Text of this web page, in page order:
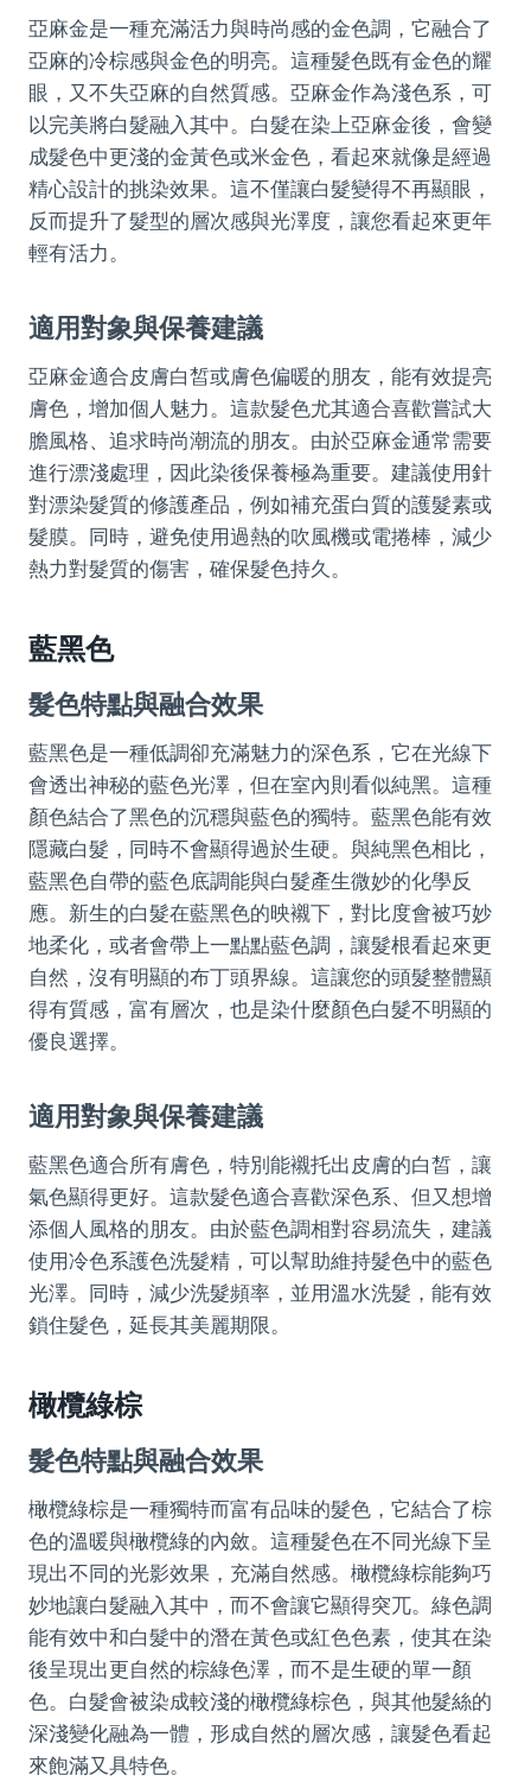
亞麻金是一種充滿活力與時尚感的金色調，它融合了
亞麻的冷棕感與金色的明亮。這種髮色既有金色的耀
眼，又不失亞麻的自然質感。亞麻金作為淺色系，可
以完美將白髮融入其中。白髮在染上亞麻金後，會變
成髮色中更淺的金黃色或米金色，看起來就像是經過
精心設計的挑染效果。這不僅讓白髮變得不再顯眼，
反而提升了髮型的層次感與光澤度，讓您看起來更年
輕有活力。
適用對象與保養建議
亞麻金適合皮膚白皙或膚色偏暖的朋友，能有效提亮
膚色，增加個人魅力。這款髮色尤其適合喜歡嘗試大
膽風格、追求時尚潮流的朋友。由於亞麻金通常需要
進行漂淺處理，因此染後保養極為重要。建議使用針
對漂染髮質的修護產品，例如補充蛋白質的護髮素或
髮膜。同時，避免使用過熱的吹風機或電捲棒，減少
熱力對髮質的傷害，確保髮色持久。
藍黑色
髮色特點與融合效果
藍黑色是一種低調卻充滿魅力的深色系，它在光線下
會透出神秘的藍色光澤，但在室內則看似純黑。這種
顏色結合了黑色的沉穩與藍色的獨特。藍黑色能有效
隱藏白髮，同時不會顯得過於生硬。與純黑色相比，
藍黑色自帶的藍色底調能與白髮產生微妙的化學反
應。新生的白髮在藍黑色的映襯下，對比度會被巧妙
地柔化，或者會帶上一點點藍色調，讓髮根看起來更
自然，沒有明顯的布丁頭界線。這讓您的頭髮整體顯
得有質感，富有層次，也是染什麼顏色白髮不明顯的
優良選擇。
適用對象與保養建議
藍黑色適合所有膚色，特別能襯托出皮膚的白皙，讓
氣色顯得更好。這款髮色適合喜歡深色系、但又想增
添個人風格的朋友。由於藍色調相對容易流失，建議
使用冷色系護色洗髮精，可以幫助維持髮色中的藍色
光澤。同時，減少洗髮頻率，並用溫水洗髮，能有效
鎖住髮色，延長其美麗期限。
橄欖綠棕
髮色特點與融合效果
橄欖綠棕是一種獨特而富有品味的髮色，它結合了棕
色的溫暖與橄欖綠的內斂。這種髮色在不同光線下呈
現出不同的光影效果，充滿自然感。橄欖綠棕能夠巧
妙地讓白髮融入其中，而不會讓它顯得突兀。綠色調
能有效中和白髮中的潛在黃色或紅色色素，使其在染
後呈現出更自然的棕綠色澤，而不是生硬的單一顏
色。白髮會被染成較淺的橄欖綠棕色，與其他髮絲的
深淺變化融為一體，形成自然的層次感，讓髮色看起
來飽滿又具特色。